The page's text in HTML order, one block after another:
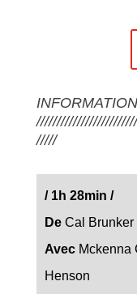
/////
/1h 28min /
DeCal Brunker
AvecMckenna
Henson